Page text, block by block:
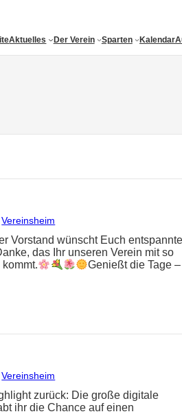
Aktuelles Der Verein Sparten Kalendar
, Vereinsheim
Vorstand wünscht Euch entspannte
das Ihr unseren Verein mit so
Genießt die Tage –
, Vereinsheim
zurück: Die große digitale
ihr die Chance auf einen